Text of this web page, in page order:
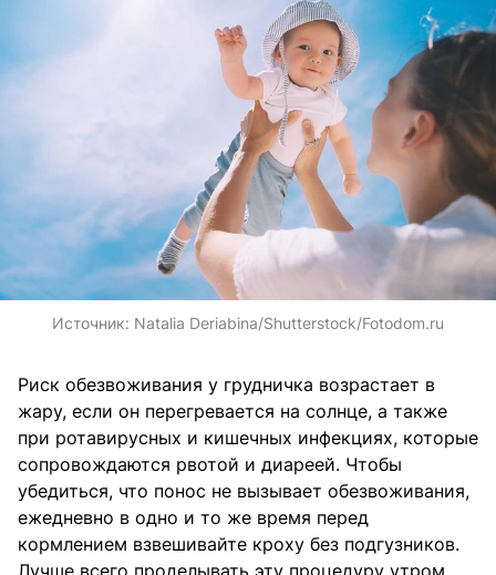
Источник: Natalia Deriabina/Shutterstock/Fotodom.ru
Риск обезвоживания у грудничка возрастает в
жару, если он перегревается на солнце, а также
при ротавирусных и кишечных инфекциях, которые
сопровождаются рвотой и диареей. Чтобы
убедиться, что понос не вызывает обезвоживания,
ежедневно в одно и то же время перед
кормлением взвешивайте кроху без подгузников.